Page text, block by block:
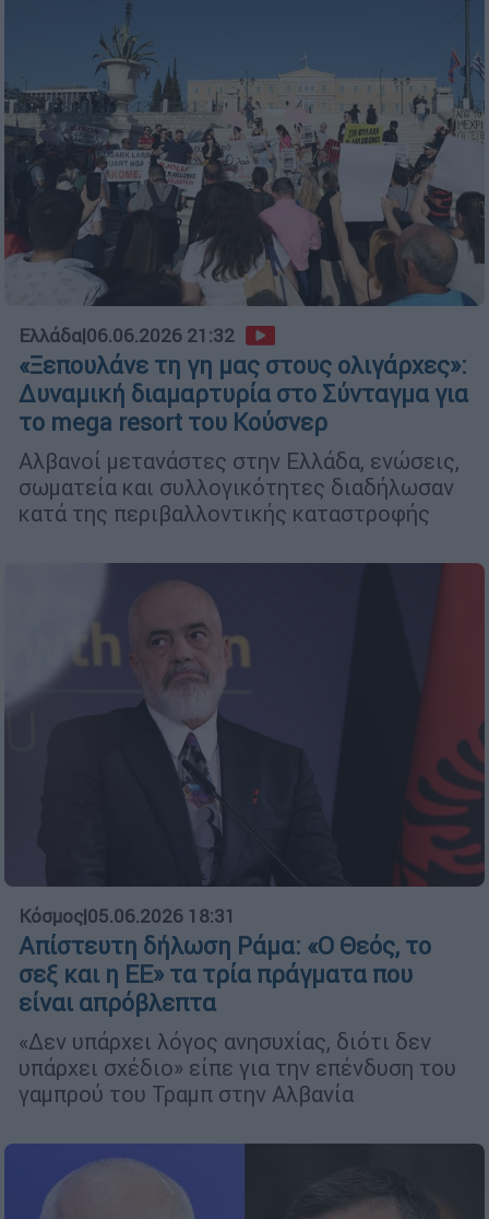
Ελλάδα|06.06.2026 21:32
«Ξεπουλάνε τη γη μας στους ολιγάρχες»:
Δυναμική διαμαρτυρία στο Σύνταγμα για
το mega resort του Κούσνερ
Αλβανοί μετανάστες στην Ελλάδα, ενώσεις,
σωματεία και συλλογικότητες διαδήλωσαν
κατά της περιβαλλοντικής καταστροφής
Κόσμος|05.06.2026 18:31
Απίστευτη δήλωση Ράμα: «Ο Θεός, το
σεξ και η ΕΕ» τα τρία πράγματα που
είναι απρόβλεπτα
«Δεν υπάρχει λόγος ανησυχίας, διότι δεν
υπάρχει σχέδιο» είπε για την επένδυση του
γαμπρού του Τραμπ στην Αλβανία